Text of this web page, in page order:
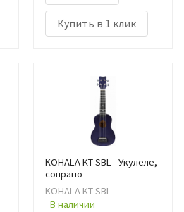
Купить в 1 клик
KOHALA KT-SBL - Укулеле,
сопрано
KOHALA KT-SBL
В наличии